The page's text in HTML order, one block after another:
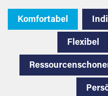
Komfortabel
Flexibel